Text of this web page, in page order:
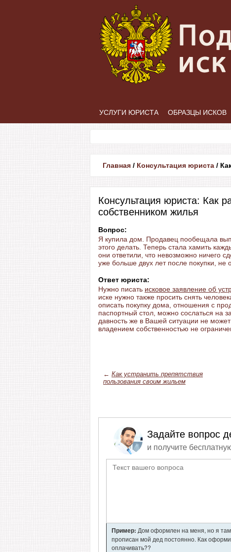
УСЛУГИ ЮРИСТА ОБРАЗЦЫ ИСКОВ
Главная / Консультация юриста /
Консультация юриста: Как
собственником жилья
Вопрос:
Я купила дом. Продавец пообещала
этого делать. Теперь стала хамить
они ответили, что невозможно ничего
уже больше двух лет после покупки, не
Ответ юриста:
Нужно писать исковое заявление об
иске нужно также просить снять
описать покупку дома, отношения с
паспортный стол, можно сослаться на
давность же в Вашей ситуации не
владением собственностью не
← Как устранить препятствия
пользования своим жильем
Задайте вопрос
и получите
Пример: Дом оформлен на меня, но я
прописан мой дед постоянно. Как
оплачивать??